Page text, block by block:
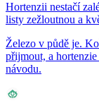
Hortenzii nestačí
listy zežloutnou a
Železo v půdě je.
přijmout, a
návodu.